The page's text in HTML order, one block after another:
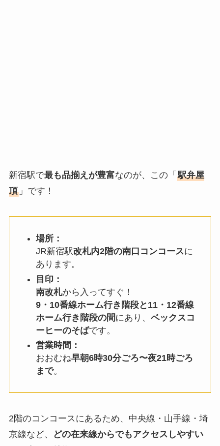
新宿駅で最も品揃えが豊富なのが、この「 駅弁屋
頂」です！
場所：
JR新宿駅改札内2階の南口コンコースに
あります。
目印：
南改札から入ってすぐ！
9・10番線ホーム行き階段と11・12番線
ホーム行き階段の間にあり、 ベックスコ
ーヒーのそばです。
営業時間：
おおむね早朝6時30分ごろ〜夜21時ごろ
まで。
2階のコンコースにあるため、中央線・山手線・埼
京線など、
どの在来線からでもアクセスしやすい